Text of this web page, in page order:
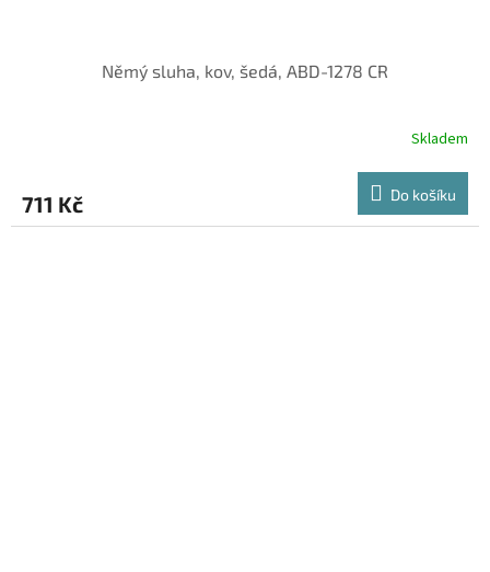
Němý sluha, kov, šedá, ABD-1278 CR
Skladem
711 Kč Do košíku